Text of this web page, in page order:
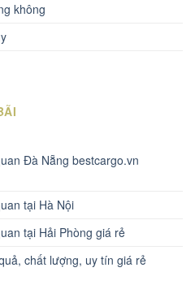
không
Đà Nẵng bestcargo.vn
tại Hà Nội
tại Hải Phòng giá rẻ
chất lượng, uy tín giá rẻ